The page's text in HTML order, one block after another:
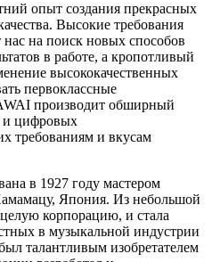
опыт создания прекрасных
Высокие требования
на поиск новых способов
в работе, а кропотливый
высококачественных
первоклассные
производит обширный
и цифровых
требованиям и вкусам
в 1927 году мастером
Япония. Из небольшой
корпорацию, и стала
в музыкальной индустрии
талантливым изобретателем